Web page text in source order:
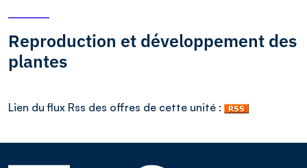
Reproduction et développement des
plantes
Lien du flux Rss des offres de cette unité :